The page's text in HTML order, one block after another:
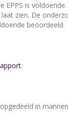
is
zien. De
beoordeeld.
in